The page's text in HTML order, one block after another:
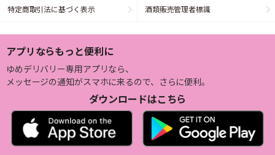
特定商取引法に基づく表示 酒類販売管理者標識
アプリならもっと便利に
ゆめデリバリー専用アプリなら、
メッセージの通知がスマホに来るので、さらに便利。
ダウンロードはこちら